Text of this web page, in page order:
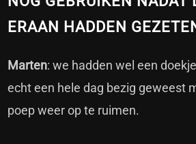
ERAAN HADDEN
Marten: we hadden wel een
echt een hele dag bezig geweest
poep weer op te ruimen.